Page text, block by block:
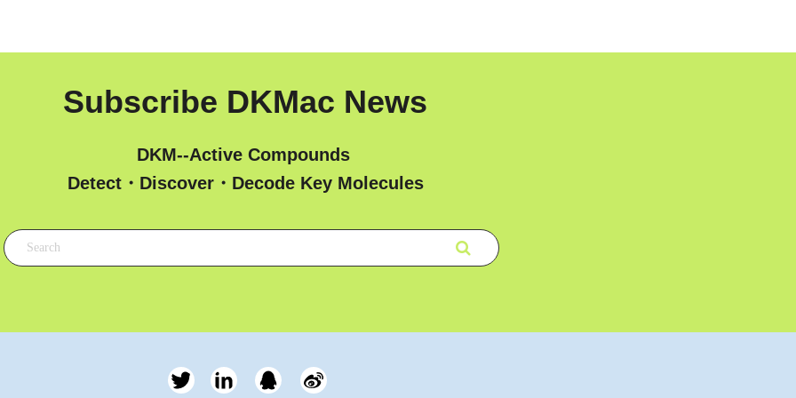
Subscribe DKMac News
DKM--Active Compounds
Detect・Discover・Decode Key Molecules